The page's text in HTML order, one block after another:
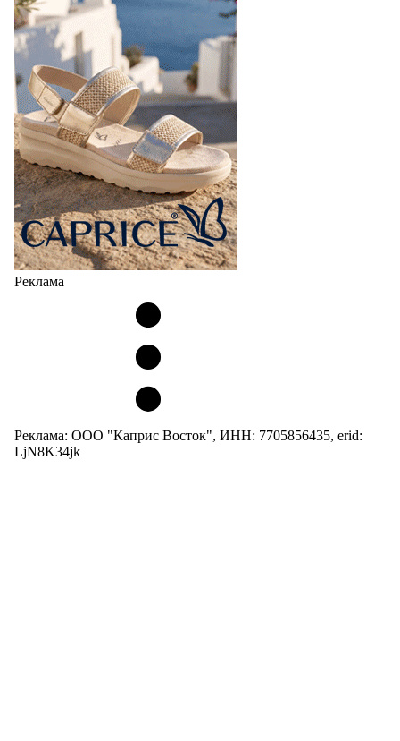
Реклама
Реклама: ООО "Каприс Восток", ИНН: 7705856435, erid:
LjN8K34jk